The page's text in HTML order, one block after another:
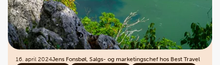
16. april 2024Jens Fonsbøl, Salgs- og marketingschef hos Best Travel